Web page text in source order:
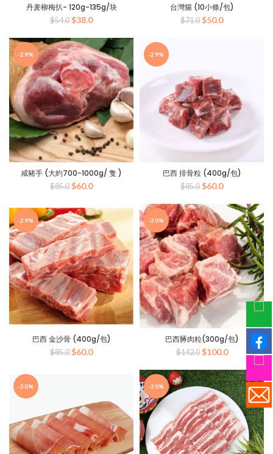
丹麦柳梅扒- 120g-135g/块
$54.0 原
为：
$54.0。
$38.0当
价
格
为：
$38.0。
台灣腸 (10小條/包)
$71.0 原
$50.0当
-29%
咸豬手 (大約700-1000g/ 隻 )
$85.0 原
为：
$85.0。
$60.0当
价
格
为：
$60.0。
-29%
巴西 排骨粒 (400g/包)
$85.0 原
为：
$85.0。
$60.0当
价
格
为：
$60.0。
-29%
巴西 金沙骨 (400g/包)
$85.0 原
$60.0当
$60.0。
-30%
巴西䐁肉粒(300g/包)
$142.0 原
为：
$142.0。
$100.0当
价
格
为：
$100.0。
-30% -30%